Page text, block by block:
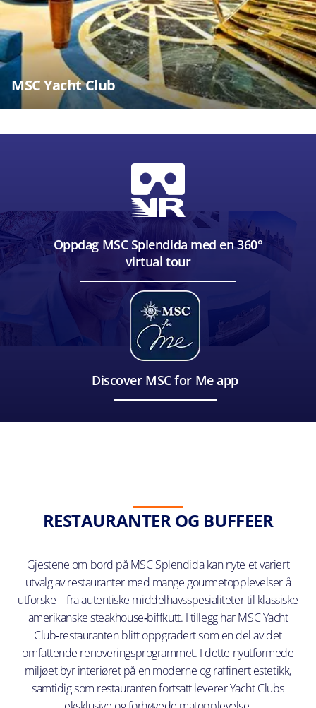
MSC Yacht Club
Oppdag MSC Splendida med en 360°
virtual tour
Discover MSC for Me app
RESTAURANTER OG BUFFEER
Gjestene om bord på MSC Splendida kan nyte et variert
utvalg av restauranter med mange gourmetopplevelser å
utforske – fra autentiske middelhavsspesialiteter til klassiske
amerikanske steakhouse‑biffkutt. I tillegg har MSC Yacht
Club‑restauranten blitt oppgradert som en del av det
omfattende renoveringsprogrammet. I dette nyutformede
miljøet byr interiøret på en moderne og raffinert estetikk,
samtidig som restauranten fortsatt leverer Yacht Clubs